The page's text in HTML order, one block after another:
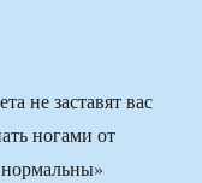
не заставят вас
ногами от
нормальны»